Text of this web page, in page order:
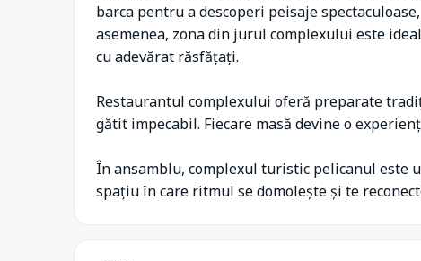
barca pentru a descoperi peisaje
asemenea, zona din jurul complexului este
cu adevărat răsfățați.
Restaurantul complexului oferă preparate
gătit impecabil. Fiecare masă devine o
În ansamblu, complexul turistic pelicanul este
spațiu în care ritmul se domolește și te